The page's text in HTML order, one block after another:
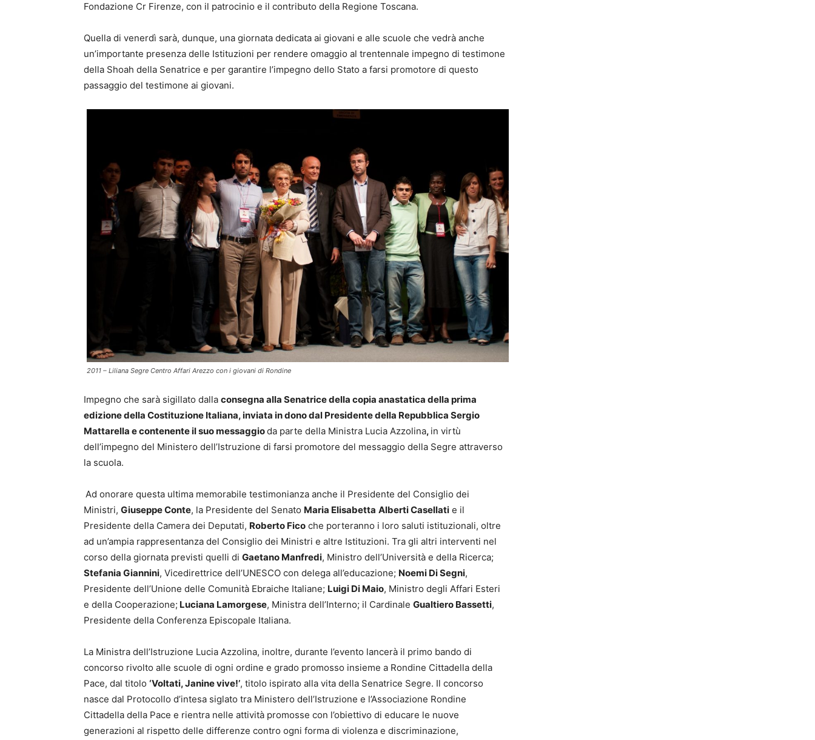
Fondazione Cr Firenze, con il patrocinio e il contributo della Regione Toscana.
Quella di venerdì sarà, dunque, una giornata dedicata ai giovani e alle scuole che vedrà anche
un’importante presenza delle Istituzioni per rendere omaggio al trentennale impegno di testimone
della Shoah della Senatrice e per garantire l’impegno dello Stato a farsi promotore di questo
passaggio del testimone ai giovani.
2011 – Liliana Segre Centro Affari Arezzo con i giovani di Rondine
Impegno che sarà sigillato dalla consegna alla Senatrice della copia anastatica della prima
edizione della Costituzione Italiana, inviata in dono dal Presidente della Repubblica Sergio
Mattarella e contenente il suo messaggioda parte della Ministra Lucia Azzolina, in virtù
dell’impegno del Ministero dell’Istruzione di farsi promotore del messaggio della Segre attraverso
la scuola.
Ad onorare questa ultima memorabile testimonianza anche il Presidente del Consiglio dei
Ministri, Giuseppe Conte, la Presidente del Senato Maria Elisabetta Alberti Casellati e il
Presidente della Camera dei Deputati, Roberto Fico che porteranno i loro saluti istituzionali, oltre
ad un’ampia rappresentanza del Consiglio dei Ministri e altre Istituzioni. Tra gli altri interventi nel
corso della giornata previsti quelli di Gaetano Manfredi, Ministro dell’Università e della Ricerca;
Stefania Giannini, Vicedirettrice dell’UNESCO con delega all’educazione; Noemi Di Segni,
Presidente dell’Unione delle Comunità Ebraiche Italiane; Luigi Di Maio, Ministro degli Affari Esteri
e della Cooperazione; Luciana Lamorgese, Ministra dell’Interno; il Cardinale Gualtiero Bassetti,
Presidente della Conferenza Episcopale Italiana.
La Ministra dell’Istruzione Lucia Azzolina, inoltre, durante l’evento lancerà il primo bando di
concorso rivolto alle scuole di ogni ordine e grado promosso insieme a Rondine Cittadella della
Pace, dal titolo ‘Voltati, Janine vive!’, titolo ispirato alla vita della Senatrice Segre. Il concorso
nasce dal Protocollo d’intesa siglato tra Ministero dell’Istruzione e l’Associazione Rondine
Cittadella della Pace e rientra nelle attività promosse con l’obiettivo di educare le nuove
generazioni al rispetto delle differenze contro ogni forma di violenza e discriminazione,